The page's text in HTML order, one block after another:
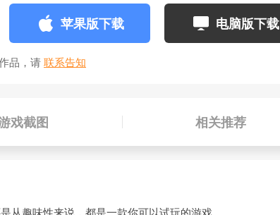
苹果版下载 电脑版下载
品，请联系告知
戏截图 相关推荐